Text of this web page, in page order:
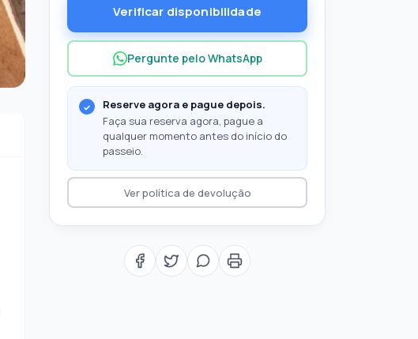
Verificar disponibilidade
Pergunte pelo WhatsApp
Reserve agora e pague depois.
Faça sua reserva agora, pague a
qualquer momento antes do início do
passeio.
Ver política de devolução